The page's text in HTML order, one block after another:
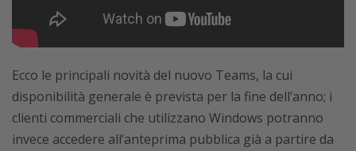
Ecco le principali novità del nuovo Teams, la cui
disponibilità generale è prevista per la fine dell’anno; i
clienti commerciali che utilizzano Windows potranno
invece accedere all’anteprima pubblica già a partire da